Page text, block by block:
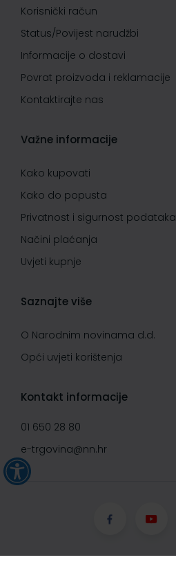
Korisnički račun
Status/Povijest narudžbi
Informacije o dostavi
Povrat proizvoda i reklamacije
Kontaktirajte nas
Važne informacije
Kako kupovati
Kako do popusta
Privatnost i sigurnost podataka
Načini plaćanja
Uvjeti kupnje
Saznajte više
O Narodnim novinama d.d.
Opći uvjeti korištenja
Kontakt informacije
01 650 28 80
e-trgovina@nn.hr